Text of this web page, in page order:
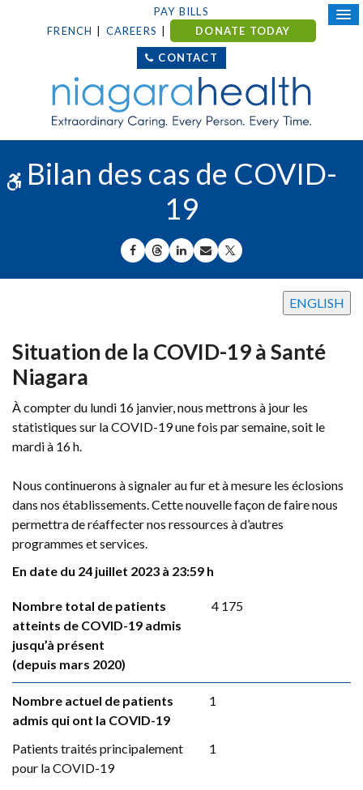
Accessible Version
PAY BILLS
FRENCH
CAREERS DONATE TODAY
CONTACT
Bilan des cas de COVID-
19
SHARE ON FACEBOOK
SHARE ON THREADS
SHARE ON LINKEDIN
SHARE BY EMAIL
SHARE ON X
ENGLISH
Situation de la COVID-19 à Santé
Niagara
À compter du lundi 16 janvier, nous mettrons à jour les
statistiques sur la COVID-19 une fois par semaine, soit le
mardi à 16 h.
Nous continuerons à signaler au fur et à mesure les éclosions
dans nos établissements. Cette nouvelle façon de faire nous
permettra de réaffecter nos ressources à d’autres
programmes et services.
En date du 24 juillet 2023 à 23:59 h
Nombre total de patients
atteints de COVID-19 admis
jusqu’à présent
(depuis mars 2020)
4 175
Nombre actuel de patients
admis qui ont la COVID-19
1
Patients traités principalement
pour la COVID-19
1